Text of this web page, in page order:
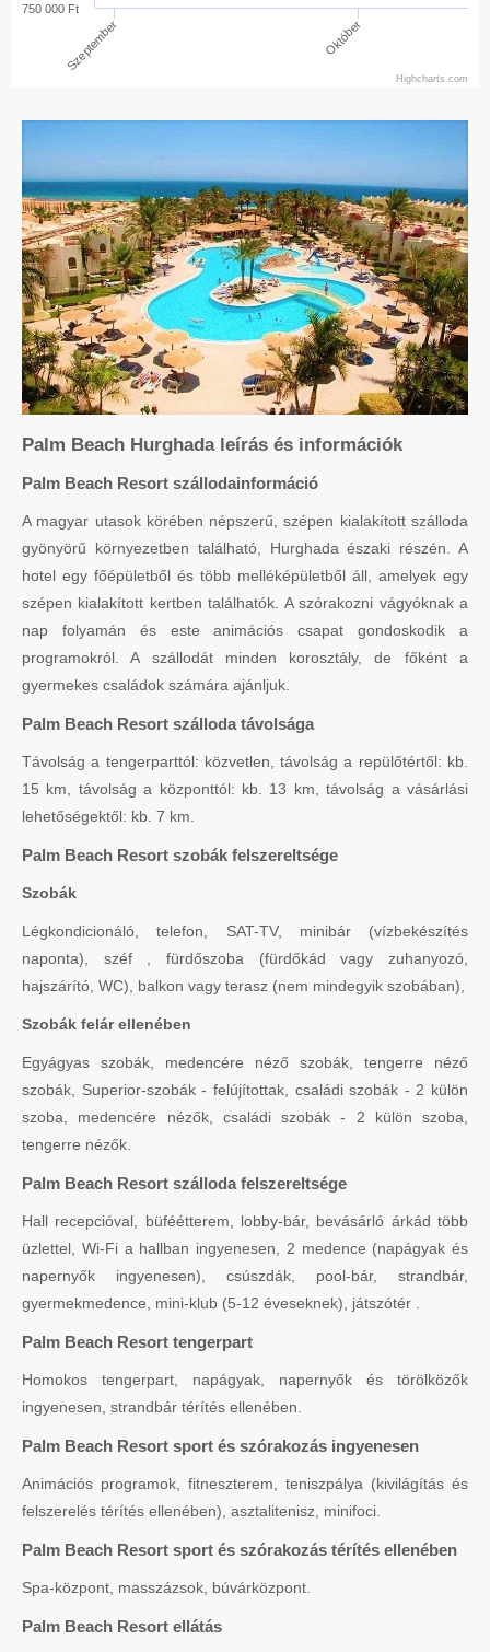
Szeptember Október
750 000 Ft
Highcharts.com
Palm Beach Hurghada leírás és információk
Palm Beach Resort szállodainformáció
A magyar utasok körében népszerű, szépen kialakított szálloda
gyönyörű környezetben található, Hurghada északi részén. A
hotel egy főépületből és több melléképületből áll, amelyek egy
szépen kialakított kertben találhatók. A szórakozni vágyóknak a
nap folyamán és este animációs csapat gondoskodik a
programokról. A szállodát minden korosztály, de főként a
gyermekes családok számára ajánljuk.
Palm Beach Resort szálloda távolsága
Távolság a tengerparttól: közvetlen, távolság a repülőtértől: kb.
15 km, távolság a központtól: kb. 13 km, távolság a vásárlási
lehetőségektől: kb. 7 km.
Palm Beach Resort szobák felszereltsége
Szobák
Légkondicionáló, telefon, SAT-TV, minibár (vízbekészítés
naponta), széf , fürdőszoba (fürdőkád vagy zuhanyozó,
hajszárító, WC), balkon vagy terasz (nem mindegyik szobában),
Szobák felár ellenében
Egyágyas szobák, medencére néző szobák, tengerre néző
szobák, Superior-szobák - felújítottak, családi szobák - 2 külön
szoba, medencére nézők, családi szobák - 2 külön szoba,
tengerre nézők.
Palm Beach Resort szálloda felszereltsége
Hall recepcióval, büféétterem, lobby-bár, bevásárló árkád több
üzlettel, Wi-Fi a hallban ingyenesen, 2 medence (napágyak és
napernyők ingyenesen), csúszdák, pool-bár, strandbár,
gyermekmedence, mini-klub (5-12 éveseknek), játszótér .
Palm Beach Resort tengerpart
Homokos tengerpart, napágyak, napernyők és törölközők
ingyenesen, strandbár térítés ellenében.
Palm Beach Resort sport és szórakozás ingyenesen
Animációs programok, fitneszterem, teniszpálya (kivilágítás és
felszerelés térítés ellenében), asztalitenisz, minifoci.
Palm Beach Resort sport és szórakozás térítés ellenében
Spa-központ, masszázsok, búvárközpont.
Palm Beach Resort ellátás